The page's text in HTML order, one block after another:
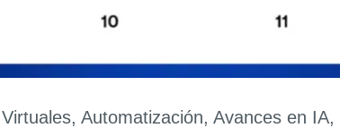
, Automatización, Avances en IA,